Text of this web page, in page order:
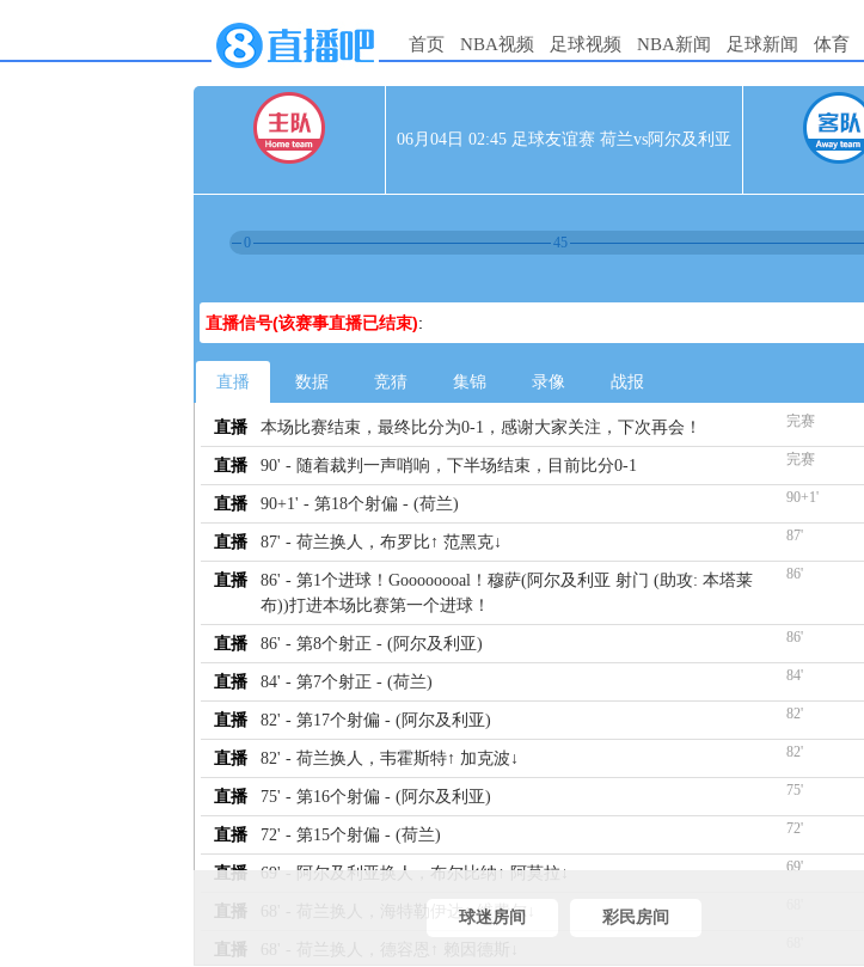
首页 NBA视频 足球视频 NBA新闻 足球新闻 体育
06月04日 02:45 足球友谊赛 荷兰vs阿尔及利亚
0 45
直播信号(该赛事直播已结束):
直播 数据 竞猜 集锦 录像 战报
直播 本场比赛结束，最终比分为0-1，感谢大家关注，下次再会！ 完赛
直播 90' - 随着裁判一声哨响，下半场结束，目前比分0-1 完赛
直播 90+1' - 第18个射偏 - (荷兰) 90+1'
直播 87' - 荷兰换人，布罗比↑ 范黑克↓ 87'
直播
86' - 第1个进球！Goooooooal！穆萨(阿尔及利亚 射门 (助攻: 本塔莱
布))打进本场比赛第一个进球！
86'
直播 86' - 第8个射正 - (阿尔及利亚) 86'
直播 84' - 第7个射正 - (荷兰) 84'
直播 82' - 第17个射偏 - (阿尔及利亚) 82'
直播 82' - 荷兰换人，韦霍斯特↑ 加克波↓ 82'
直播 75' - 第16个射偏 - (阿尔及利亚) 75'
直播 72' - 第15个射偏 - (荷兰) 72'
直播 69' - 阿尔及利亚换人，布尔比纳↑ 阿莫拉↓ 69'
直播 68' - 荷兰换人，海特勒伊达↑ 维费尔↓
直播
球迷房间 彩民房间